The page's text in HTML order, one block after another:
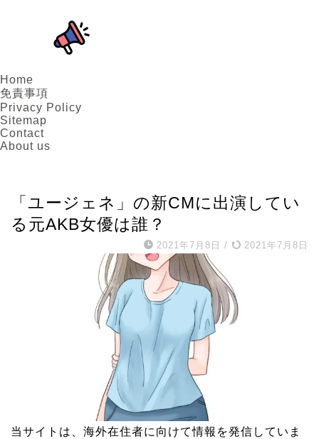
Home
免責事項
Privacy Policy
Sitemap
Contact
About us
「ユージェネ」の新CMに出演してい
る元AKB女優は誰？
2021年7月8日 / 2021年7月8日
当サイトは、海外在住者に向けて情報を発信していま